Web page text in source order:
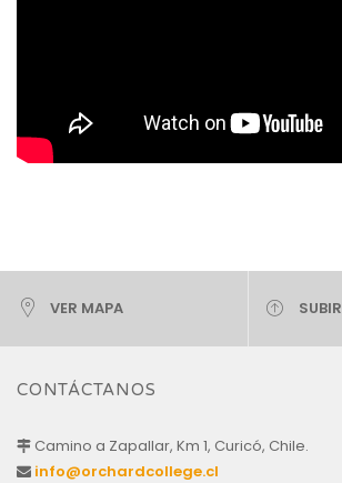
VER MAPA SUBIR
CONTÁCTANOS
Camino a Zapallar, Km 1, Curicó, Chile.
info@orchardcollege.cl